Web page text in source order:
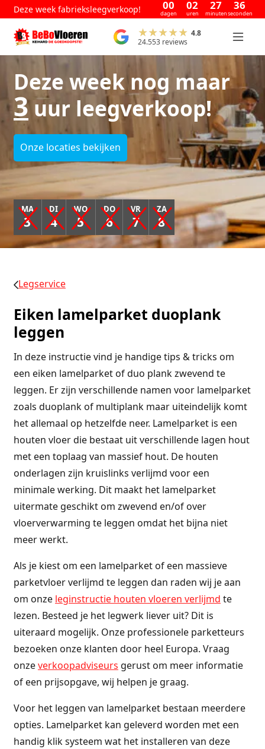
Deze week fabrieksleegverkoop! 00
dagen
02
uren
27
minuten
35
seconden
4.8
24.553 reviews
Deze week nog maar
3uur leegverkoop!
Onze locaties bekijken
MA
3
DI
4
WO
5
DO
6
VR
7
ZA
8
Legservice
Eiken lamelparket duoplank
leggen
In deze instructie vind je handige tips & tricks om
een eiken lamelparket of duo plank zwevend te
leggen. Er zijn verschillende namen voor lamelparket
zoals duoplank of multiplank maar uiteindelijk komt
het allemaal op hetzelfde neer. Lamelparket is een
houten vloer die bestaat uit verschillende lagen hout
met een toplaag van massief hout. De houten
onderlagen zijn kruislinks verlijmd voor een
minimale werking. Dit maakt het lamelparket
uitermate geschikt om zwevend en/of over
vloerverwarming te leggen omdat het bijna niet
meer werkt.
Als je kiest om een lamelparket of een massieve
parketvloer verlijmd te leggen dan raden wij je aan
om onze leginstructie houten vloeren verlijmd te
lezen. Besteed je het legwerk liever uit? Dit is
uiteraard mogelijk. Onze professionele parketteurs
bezoeken onze klanten door heel Europa. Vraag
onzeverkoopadviseurs gerust om meer informatie
of een prijsopgave, wij helpen je graag.
Voor het leggen van lamelparket bestaan meerdere
opties. Lamelparket kan geleverd worden met een
handig klik systeem wat het installeren van deze